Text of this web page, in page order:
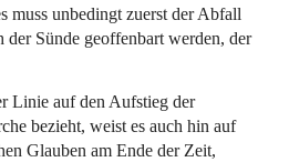
muss unbedingt zuerst der Abfall
der Sünde geoffenbart werden, der
Linie auf den Aufstieg der
bezieht, weist es auch hin auf
Glauben am Ende der Zeit,